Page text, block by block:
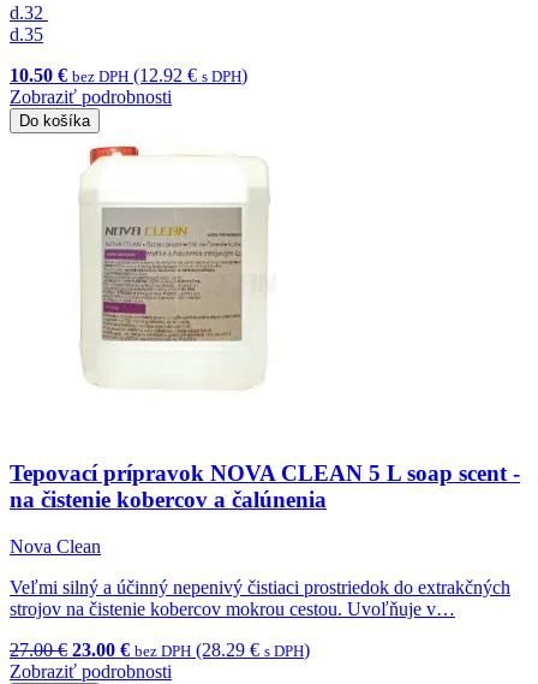
d.32
d.35
10.50 € bez DPH (12.92 € s DPH)
Zobraziť podrobnosti
Do košíka
Tepovací prípravok NOVA CLEAN 5 L soap scent -
na čistenie kobercov a čalúnenia
Nova Clean
Veľmi silný a účinný nepenivý čistiaci prostriedok do extrakčných
strojov na čistenie kobercov mokrou cestou. Uvoľňuje v…
27.00 € 23.00 € bez DPH (28.29 € s DPH)
Zobraziť podrobnosti